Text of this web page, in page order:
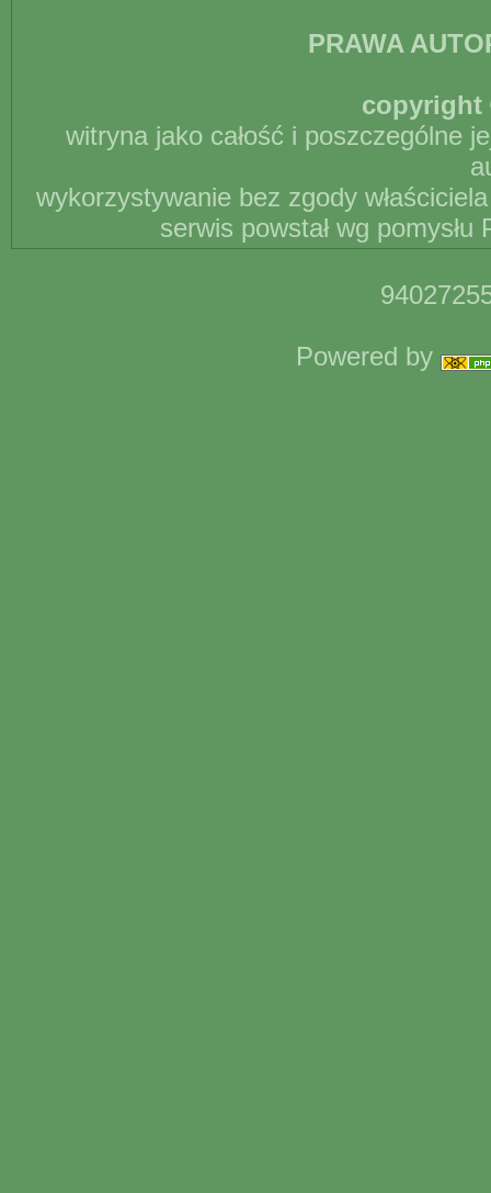
PRAWA
copyright
witryna jako całość i poszczególne
wykorzystywanie bez zgody
serwis powstał wg
Powered by